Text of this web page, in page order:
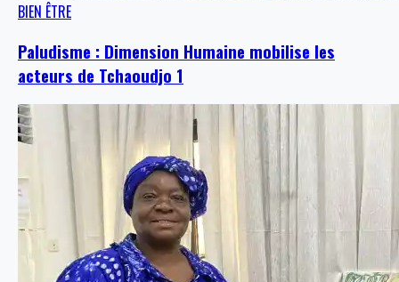
BIEN ÊTRE
Paludisme : Dimension Humaine mobilise les
acteurs de Tchaoudjo 1